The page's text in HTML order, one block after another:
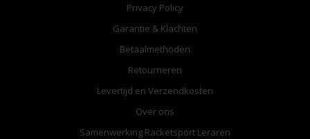
Privacy Policy
Garantie & Klachten
Betaalmethoden
Retourneren
Levertijd en Verzendkosten
Over ons
Samenwerking Racketsport Leraren